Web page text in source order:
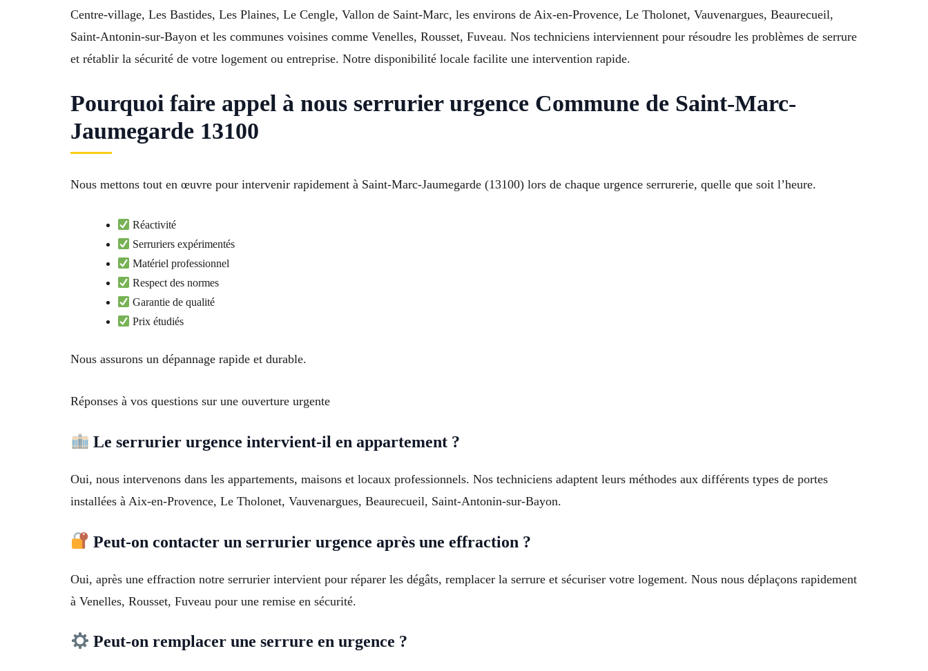
Centre-village, Les Bastides, Les Plaines, Le Cengle, Vallon de Saint-Marc, les environs de Aix-en-Provence, Le Tholonet, Vauvenargues, Beaurecueil,
Saint-Antonin-sur-Bayon et les communes voisines comme Venelles, Rousset, Fuveau. Nos techniciens interviennent pour résoudre les problèmes de serrure
et rétablir la sécurité de votre logement ou entreprise. Notre disponibilité locale facilite une intervention rapide.
Pourquoi faire appel à nous serrurier urgence Commune de Saint-Marc-
Jaumegarde 13100
Nous mettons tout en œuvre pour intervenir rapidement à Saint-Marc-Jaumegarde (13100) lors de chaque urgence serrurerie, quelle que soit l’heure.
Réactivité
Serruriers expérimentés
Matériel professionnel
Respect des normes
Garantie de qualité
Prix étudiés
Nous assurons un dépannage rapide et durable.
Réponses à vos questions sur une ouverture urgente
Le serrurier urgence intervient-il en appartement ?
Oui, nous intervenons dans les appartements, maisons et locaux professionnels. Nos techniciens adaptent leurs méthodes aux différents types de portes
installées à Aix-en-Provence, Le Tholonet, Vauvenargues, Beaurecueil, Saint-Antonin-sur-Bayon.
Peut-on contacter un serrurier urgence après une effraction ?
Oui, après une effraction notre serrurier intervient pour réparer les dégâts, remplacer la serrure et sécuriser votre logement. Nous nous déplaçons rapidement
à Venelles, Rousset, Fuveau pour une remise en sécurité.
Peut-on remplacer une serrure en urgence ?